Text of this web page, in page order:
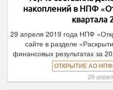
накоплений в НПФ
квартала
29 апреля 2019 года НПФ
сайте в разделе
финансовых результатах за
ОТКРЫТИЕ АО НПФ
29